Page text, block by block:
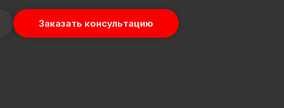
Заказать консультацию